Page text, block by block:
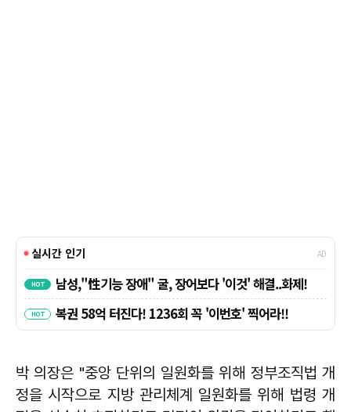
박 의장은 "중앙 단위의 일원화를 위해 정부조직법 개
정을 시작으로 지방 관리체계 일원화를 위해 법령 개